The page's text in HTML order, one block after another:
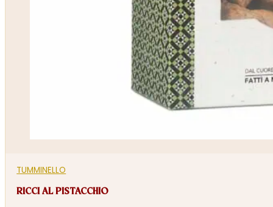
TUMMINELLO
RICCI AL PISTACCHIO